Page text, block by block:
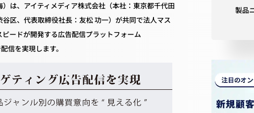
は、アイティメディア株式会社（本社：東京都千代田
区、代表取締役社長：友松 功一）が共同で法人マス
ードが開発する広告配信プラットフォーム
信を実現します。
製品